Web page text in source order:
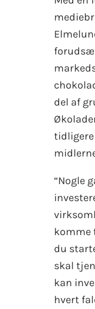
del af
“Nogle
komme
du
skal
kan
hvert